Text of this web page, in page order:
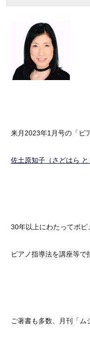
来月2023年1月号の「ピ
佐土原知子（さどはら
30年以上にわたってポピ
ピアノ指導法を講座等で
ご著書も多数、月刊「